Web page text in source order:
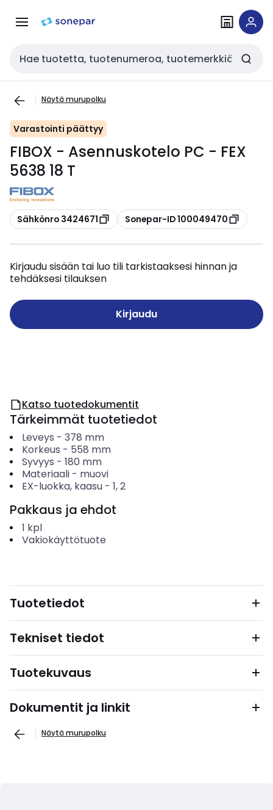
navigointiinsisältöön
Haku
Näytä murupolku
Varastointi päättyy
FIBOX - Asennuskotelo PC - FEX
5638 18 T
Kopioi
Sähkönro 3424671 Kopioi
Sonepar-ID 100049470
Kirjaudu sisään tai luo tili tarkistaaksesi hinnan ja
tehdäksesi tilauksen
Kirjaudu
Katso tuotedokumentit
Tärkeimmät tuotetiedot
Leveys - 378 mm
Korkeus - 558 mm
Syvyys - 180 mm
Materiaali- muovi
EX-luokka, kaasu- 1, 2
Pakkaus ja ehdot
1 kpl
Vakiokäyttötuote
Tuotetiedot
Tekniset tiedot
Tuotekuvaus
Dokumentit ja linkit
Näytä murupolku